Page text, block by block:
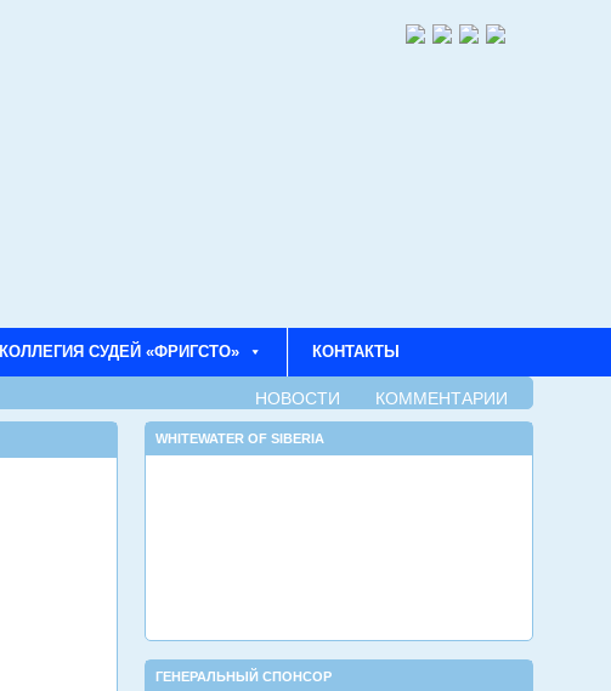
КОЛЛЕГИЯ СУДЕЙ «ФРИГСТО» КОНТАКТЫ
НОВОСТИ КОММЕНТАРИИ
WHITEWATER OF SIBERIA
ГЕНЕРАЛЬНЫЙ СПОНСОР